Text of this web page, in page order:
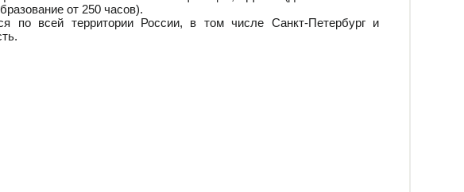
от 250 часов).
по всей территории России, в том числе Санкт-Петербург и